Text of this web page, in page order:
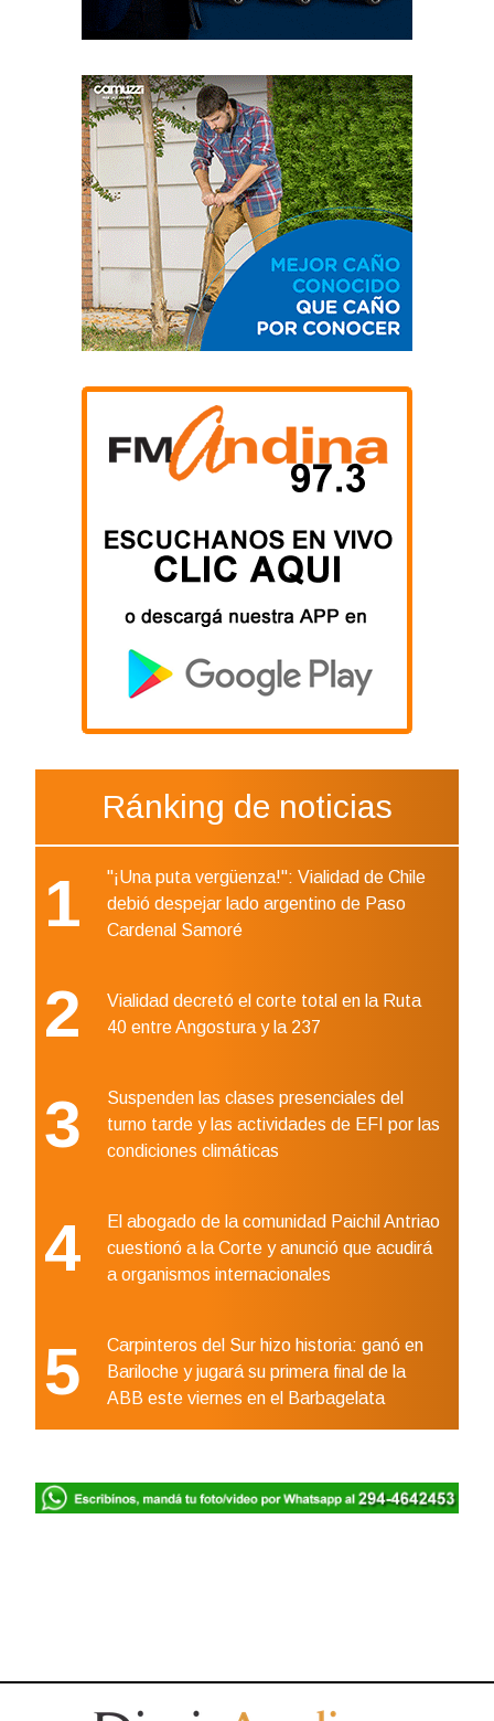
Ránking de noticias
1
"¡Una puta vergüenza!": Vialidad de Chile
debió despejar lado argentino de Paso
Cardenal Samoré
2
Vialidad decretó el corte total en la Ruta
40 entre Angostura y la 237
3
Suspenden las clases presenciales del
turno tarde y las actividades de EFI por las
condiciones climáticas
4
El abogado de la comunidad Paichil Antriao
cuestionó a la Corte y anunció que acudirá
a organismos internacionales
5
Carpinteros del Sur hizo historia: ganó en
Bariloche y jugará su primera final de la
ABB este viernes en el Barbagelata